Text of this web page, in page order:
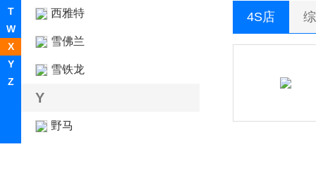
T
W
X
Y
Z
西雅特
雪佛兰
雪铁龙
Y
野马
4S店